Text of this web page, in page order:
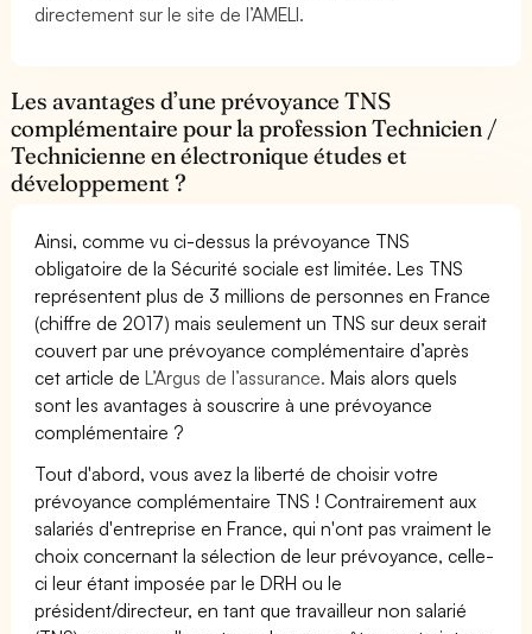
directement sur le site de l’AMELI.
Les avantages d’une prévoyance TNS
complémentaire pour la profession Technicien /
Technicienne en électronique études et
développement ?
Ainsi, comme vu ci-dessus la prévoyance TNS
obligatoire de la Sécurité sociale est limitée. Les TNS
représentent plus de 3 millions de personnes en France
(chiffre de 2017) mais seulement un TNS sur deux serait
couvert par une prévoyance complémentaire d’après
cet article deL’Argus de l’assurance. Mais alors quels
sont les avantages à souscrire à une prévoyance
complémentaire ?
Tout d'abord, vous avez la liberté de choisir votre
prévoyance complémentaire TNS ! Contrairement aux
salariés d'entreprise en France, qui n'ont pas vraiment le
choix concernant la sélection de leur prévoyance, celle-
ci leur étant imposée par le DRH ou le
président/directeur, en tant que travailleur non salarié